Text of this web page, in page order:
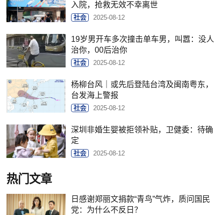
入院，抢救无效不幸离世
社会 2025-08-12
19岁男开车多次撞击单车男，叫嚣：没人
治你，00后治你
社会 2025-08-12
杨柳台风｜或先后登陆台湾及闽南粤东，
台发海上警报
社会 2025-08-12
深圳非婚生婴被拒领补贴，卫健委：待确
定
社会 2025-08-12
热门文章
日感谢郑丽文捐款“青鸟”气炸，质问国民
党：为什么不反日？